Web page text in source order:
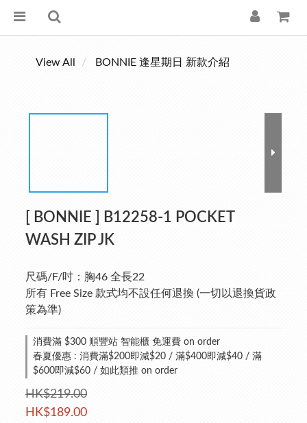
View All BONNIE 逢星期日 新款介紹
[ BONNIE ] B12258-1 POCKET
WASH ZIP JK
尺碼/F/吋：胸46 全長22
所有 Free Size 款式均不設任何退換 (一切以退換貨政
策為準)
消費滿 $300 順豐站 智能櫃 免運費 on order
春夏優惠 : 消費滿$200即減$20 / 滿$400即減$40 / 滿
$600即減$60 / 如此類推 on order
HK$219.00
HK$189.00